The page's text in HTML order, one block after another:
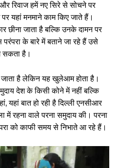
और रिवाज हमें नए सिरे से सोचने पर
यहां मनमाने काम किए जाते हैं।
छीना जाता है बल्कि उनके दामन पर
के बारे में बताने जा रहे हैं उसे
सकता है।
जाता है लेकिन यह खुलेआम होता है।
देश के किसी कोने में नहीं बल्कि
यहां बात हो रही है दिल्ली एनसीआर
रहना वाले परना समुदाय की। परना
को काफी समय से निभाते आ रहे हैं।